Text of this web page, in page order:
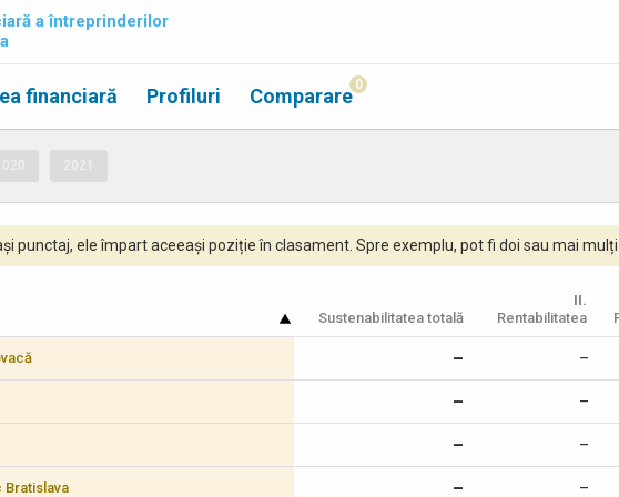
a întreprinderilor
financiară Profiluri Comparare 0
punctaj, ele împart aceeași poziție în clasament. Spre exemplu, pot fi doi sau mai
Sustenabilitatea totală
II.
Rentabilitatea
– –
– –
– –
Bratislava – –